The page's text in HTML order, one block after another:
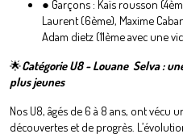
● Garçons : Kaïs rousson
Laurent (6ème), Maxime
Adam dietz (11ème avec une
🌟Catégorie U8 - Louane Selva :
plus jeunes
Nos U8, âgés de 6 à 8 ans, ont vécu
découvertes et de progrès.